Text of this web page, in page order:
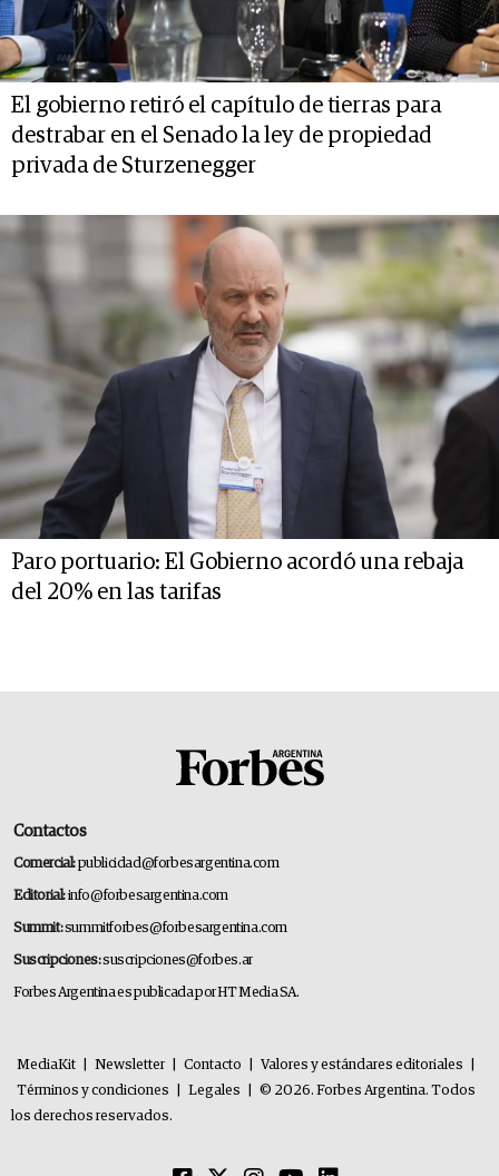
El gobierno retiró el capítulo de tierras para
destrabar en el Senado la ley de propiedad
privada de Sturzenegger
Paro portuario: El Gobierno acordó una rebaja
del 20% en las tarifas
Contactos
Comercial:publicidad@forbesargentina.com
Editorial:info@forbesargentina.com
Summit:summitforbes@forbesargentina.com
Suscripciones:suscripciones@forbes.ar
Forbes Argentina es publicada por HT Media SA.
MediaKit Newsletter Contacto Valores y estándares editoriales
Términos y condiciones
Legales
© 2026. Forbes Argentina. Todos
los derechos reservados.